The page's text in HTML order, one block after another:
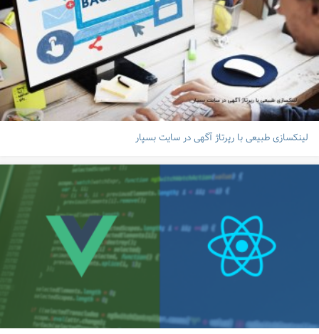
لینکسازی طبیعی با رپرتاژ آگهی در سایت بسپار